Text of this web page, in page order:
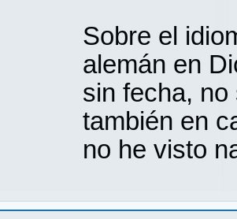
Sobre el
alemán en
sin fecha,
también en
no he visto